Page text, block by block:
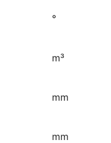
°
m³
mm
mm